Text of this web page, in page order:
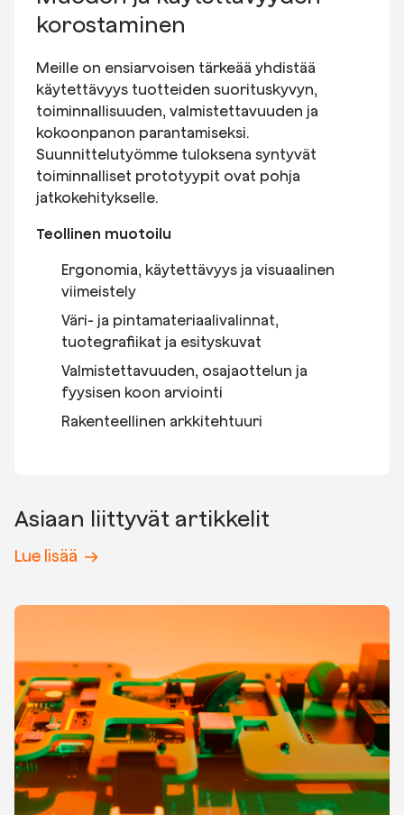
korostaminen
Meille on ensiarvoisen tärkeää yhdistää
käytettävyys tuotteiden suorituskyvyn,
toiminnallisuuden, valmistettavuuden ja
kokoonpanon parantamiseksi.
Suunnittelutyömme tuloksena syntyvät
toiminnalliset prototyypit ovat pohja
jatkokehitykselle.
Teollinen muotoilu
Ergonomia, käytettävyys ja visuaalinen
viimeistely
Väri- ja pintamateriaalivalinnat,
tuotegrafiikat ja esityskuvat
Valmistettavuuden, osajaottelun ja
fyysisen koon arviointi
Rakenteellinen arkkitehtuuri
Asiaan liittyvät artikkelit
Lue lisää